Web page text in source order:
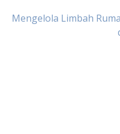
Mengelola Limbah